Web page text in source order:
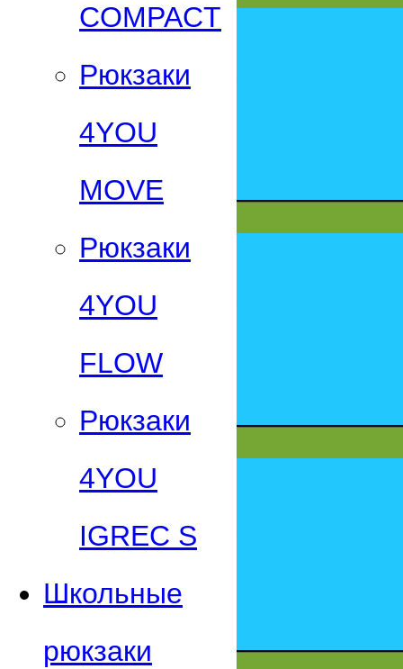
СOMPACT
Рюкзаки
4YOU
MOVE
Рюкзаки
4YOU
FLOW
Рюкзаки
4YOU
IGREC S
Школьные
рюкзаки